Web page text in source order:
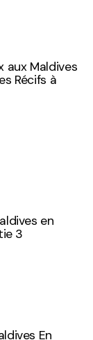
aux Maldives
Récifs à
en
3
En